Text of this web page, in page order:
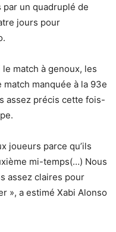
un quadruplé de
jours pour
match à genoux, les
manquée à la 93e
assez précis cette fois-
joueurs parce qu’ils
mi-temps(…) Nous
assez claires pour
», a estimé Xabi Alonso